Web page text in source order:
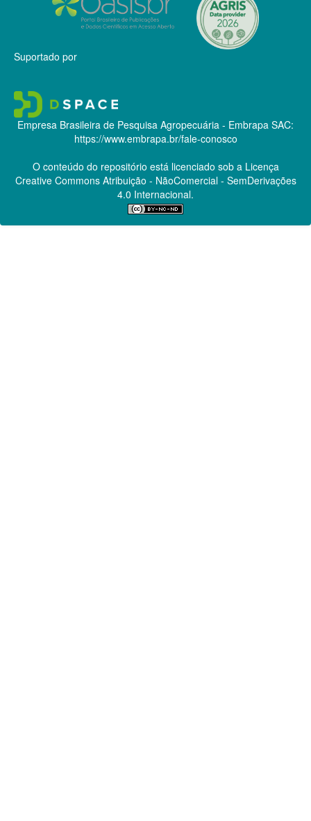
Suportado por
Empresa Brasileira de Pesquisa Agropecuária - Embrapa SAC:
https://www.embrapa.br/fale-conosco
O conteúdo do repositório está licenciado sob a Licença
Creative CommonsAtribuição - NãoComercial - SemDerivações
4.0 Internacional.